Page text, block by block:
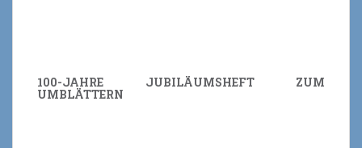
100-JAHRE JUBILÄUMSHEFT ZUM
UMBLÄTTERN